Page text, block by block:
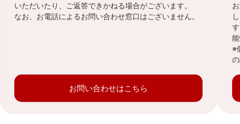
いただいたり、ご返答できかねる場合がございます。
なお、お電話によるお問い合わせ窓口はございません。
お問い合わせはこちら
※